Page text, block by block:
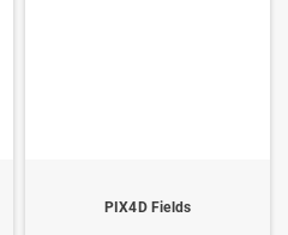
PIX4D Fields